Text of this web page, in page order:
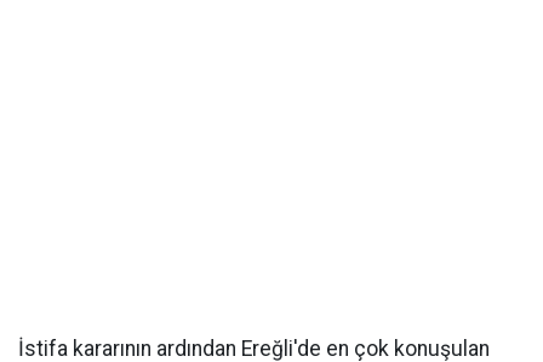
İstifa kararının ardından Ereğli'de en çok konuşulan